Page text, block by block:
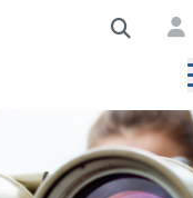
Hauptseite